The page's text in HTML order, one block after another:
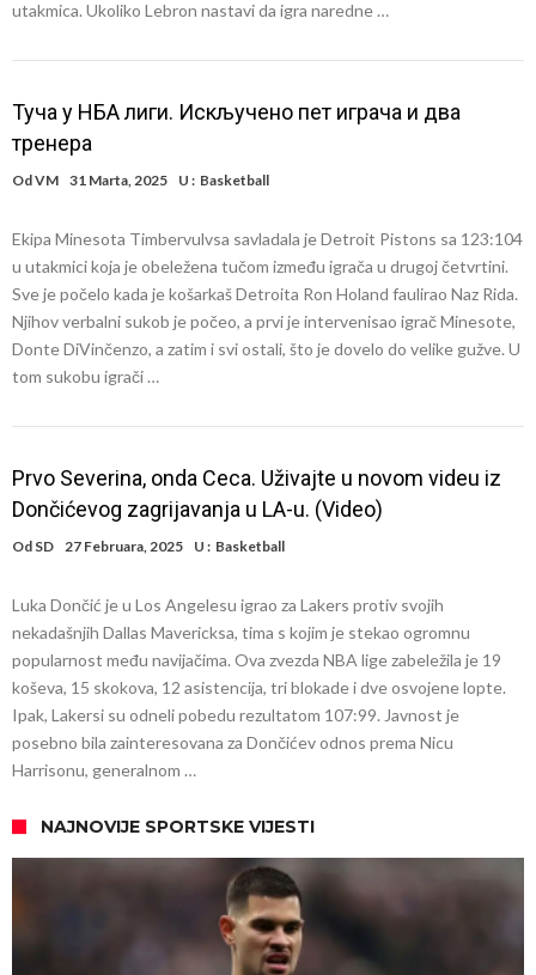
utakmica. Ukoliko Lebron nastavi da igra naredne …
Туча у НБА лиги. Искључено пет играча и два
тренера
OdVM 31 Marta, 2025 U : Basketball
Ekipa Minesota Timbervulvsa savladala je Detroit Pistons sa 123:104
u utakmici koja je obeležena tučom između igrača u drugoj četvrtini.
Sve je počelo kada je košarkaš Detroita Ron Holand faulirao Naz Rida.
Njihov verbalni sukob je počeo, a prvi je intervenisao igrač Minesote,
Donte DiVinčenzo, a zatim i svi ostali, što je dovelo do velike gužve. U
tom sukobu igrači …
Prvo Severina, onda Ceca. Uživajte u novom videu iz
Dončićevog zagrijavanja u LA-u. (Video)
Od SD 27 Februara, 2025 U : Basketball
Luka Dončić je u Los Angelesu igrao za Lakers protiv svojih
nekadašnjih Dallas Mavericksa, tima s kojim je stekao ogromnu
popularnost među navijačima. Ova zvezda NBA lige zabeležila je 19
koševa, 15 skokova, 12 asistencija, tri blokade i dve osvojene lopte.
Ipak, Lakersi su odneli pobedu rezultatom 107:99. Javnost je
posebno bila zainteresovana za Dončićev odnos prema Nicu
Harrisonu, generalnom …
NAJNOVIJE SPORTSKE VIJESTI